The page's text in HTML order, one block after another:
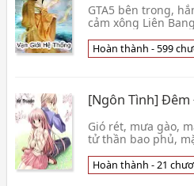
GTA5 bên trong,
cảm xông Liên
mừng niệm lực,
đổ, đại địa phá ná
Hoàn thành - 599
[Ngôn Tình]
Gió rét, mưa gào,
tử thần bao phủ,
bốc ra từ trong
bị gió đẩy, va chạm
Hoàn thành - 21